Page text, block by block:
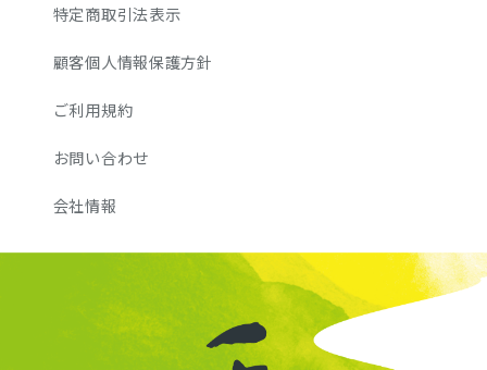
特定商取引法表示
顧客個人情報保護方針
ご利用規約
お問い合わせ
会社情報